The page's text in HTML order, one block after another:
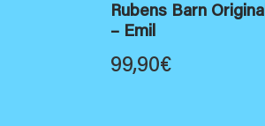
Rubens Barn Original
– Emil
99,90€